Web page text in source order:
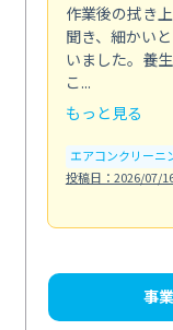
作業後の拭き
聞き、細かい
いました。養
こ...
もっと見る
エアコンクリーニ
投稿日：2026/07/
事